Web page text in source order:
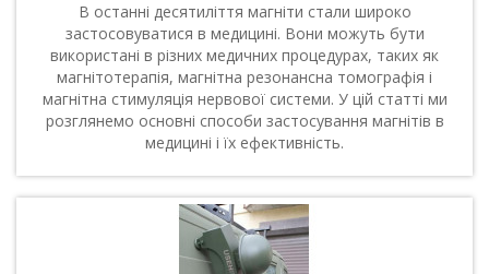
В останні десятиліття магніти стали широко
застосовуватися в медицині. Вони можуть бути
використані в різних медичних процедурах, таких як
магнітотерапія, магнітна резонансна томографія і
магнітна стимуляція нервової системи. У цій статті ми
розглянемо основні способи застосування магнітів в
медицині і їх ефективність.